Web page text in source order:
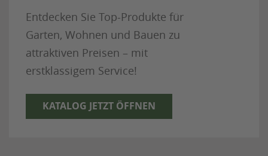
Entdecken Sie Top-Produkte für
Garten, Wohnen und Bauen zu
attraktiven Preisen – mit
erstklassigem Service!
KATALOG JETZT ÖFFNEN